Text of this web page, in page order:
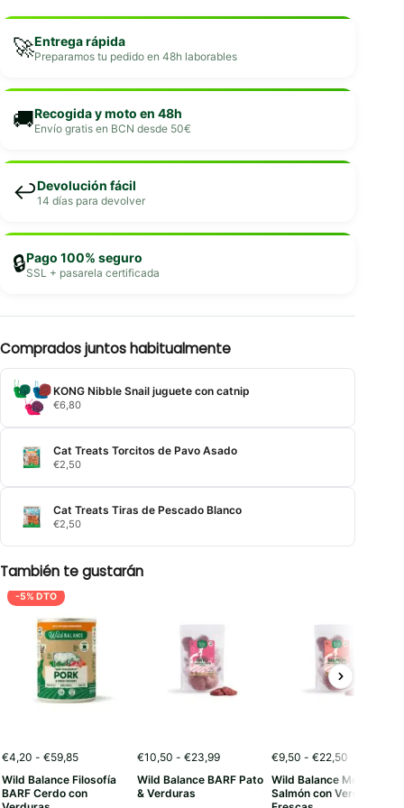
🚀Entrega rápida
Preparamos tu pedido en 48h laborables
🚚Recogida y moto en 48h
Envío gratis en BCN desde 50€
↩️Devolución fácil
14 días para devolver
🔒Pago 100% seguro
SSL + pasarela certificada
Comprados juntos habitualmente
KONG Nibble Snail juguete con catnip
€6,80
Cat Treats Torcitos de Pavo Asado
€2,50
Cat Treats Tiras de Pescado Blanco
€2,50
También te gustarán
-5% DTO
€4,20 - €59,85Rango
precios:
desde
Wild Balance Filosofía
BARF Cerdo con
€10,50 - €23,99Rango
precios:
Wild Balance BARF Pato
& Verduras
€9,50 - €22,50
precios:
desde
Wild Balance Menú BARF
Salmón con Verduras